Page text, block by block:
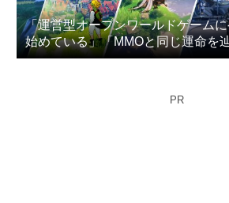
「運営型オープンワールドゲーム
始めている」「MMOと同じ運命を
ィアが指摘
PR